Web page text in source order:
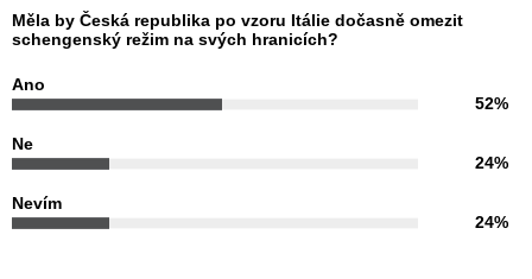
Měla by Česká republika po vzoru Itálie dočasně omezit
schengenský režim na svých hranicích?
Ano
52%
Ne
24%
Nevím
24%